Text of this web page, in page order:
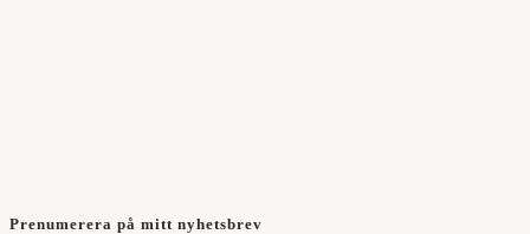
Prenumerera på mitt nyhetsbrev